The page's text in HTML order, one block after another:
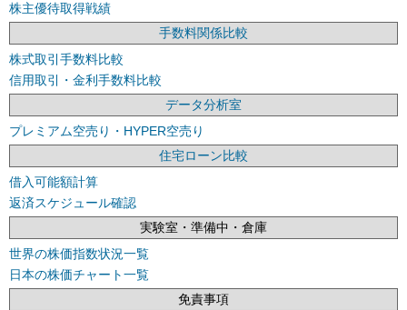
株主優待取得戦績
手数料関係比較
株式取引手数料比較
信用取引・金利手数料比較
データ分析室
プレミアム空売り・HYPER空売り
住宅ローン比較
借入可能額計算
返済スケジュール確認
実験室・準備中・倉庫
世界の株価指数状況一覧
日本の株価チャート一覧
免責事項